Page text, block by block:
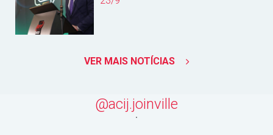
VER MAIS NOTÍCIAS
@acij.joinville